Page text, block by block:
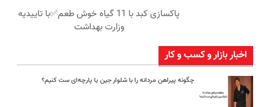
پاکسازی کبد با 11 گیاه خوش طعم✅با تاییدیه
وزارت بهداشت
اخبار بازار و کسب و کار
چگونه پیراهن مردانه را با شلوار جین یا پارچه‌ای ست کنیم؟